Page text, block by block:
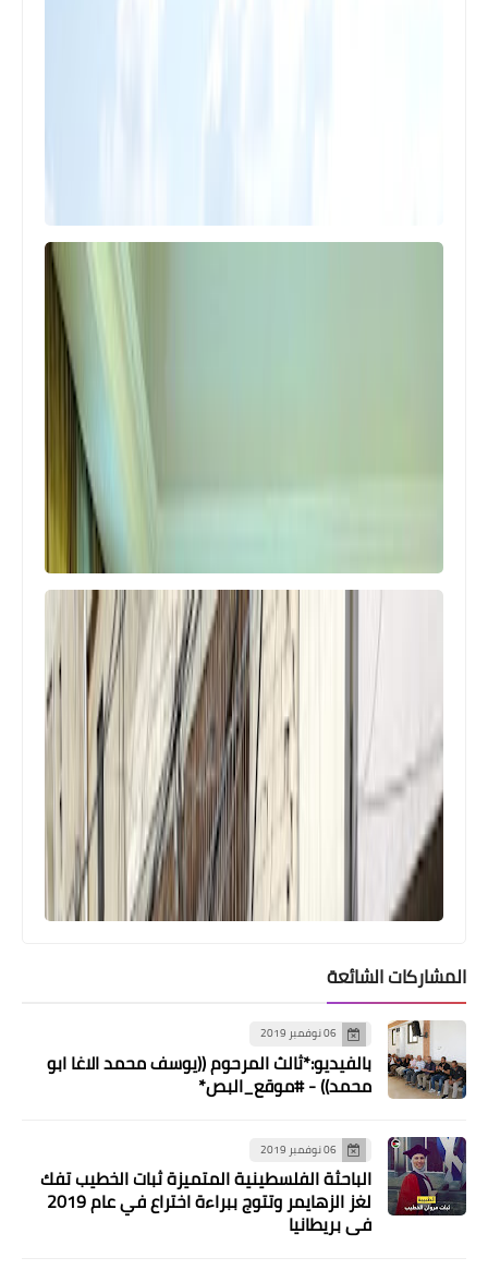
المشاركات الشائعة
06 نوفمبر 2019
بالفيديو:*ثالث المرحوم ((يوسف محمد الاغا ابو
محمد)) - #موقع_البص*
06 نوفمبر 2019
الباحثة الفلسطينية المتميزة ثبات الخطيب تفك
لغز الزهايمر وتتوج ببراءة اختراع في عام 2019
في بريطانيا